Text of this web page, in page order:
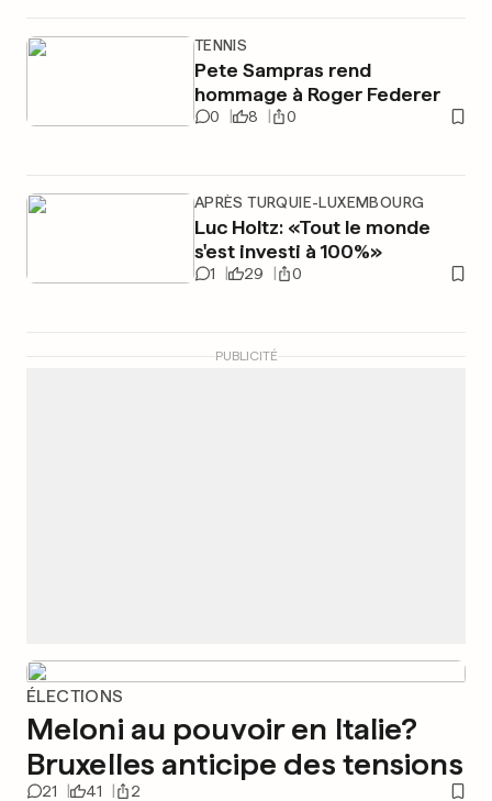
TENNIS
Pete Sampras rend
hommage à Roger Federer
0 8 0
APRÈS TURQUIE-LUXEMBOURG
Luc Holtz: «Tout le monde
s'est investi à 100%»
1 29 0
PUBLICITÉ
ÉLECTIONS
Meloni au pouvoir en Italie?
Bruxelles anticipe des tensions
21 41 2